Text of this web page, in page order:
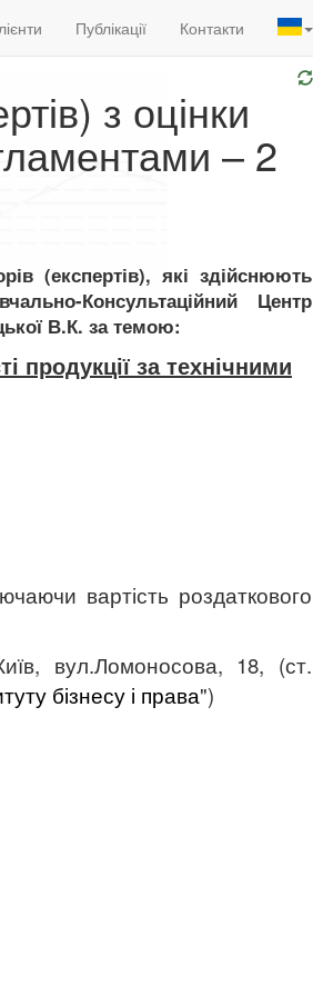
Публікації Контакти
з оцінки
– 2
(експертів), які здійснюють
Консультаційний Центр
В.К. за темою:
продукції за технічними
вартість роздаткового
вул.Ломоносова, 18, (ст.
бізнесу і права")